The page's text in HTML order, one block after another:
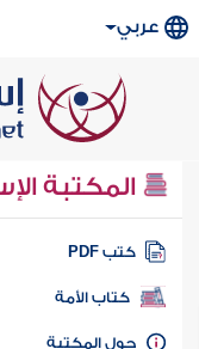
عربي
المكتبة
كتب PDF
كتاب الأمة